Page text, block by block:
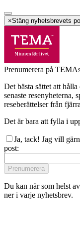
×Stäng nyhetsbrevets
Prenumerera på
Det bästa sättet att
senaste resenyheterna,
reseberättelser från
Det är bara att fylla i
Ja, tack! Jag vill
post:
Prenumerera
Du kan när som helst
ner i varje nyhetsbrev.